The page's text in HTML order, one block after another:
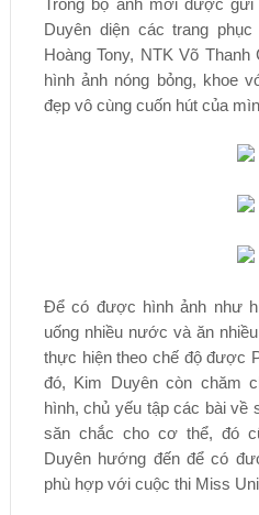
Duyên diện các trang
Hoàng Tony, NTK Võ
hình ảnh nóng bỏng, khoe
đẹp vô cùng cuốn hút của
Để có được hình ảnh như
uống nhiều nước và ăn
thực hiện theo chế độ được
đó, Kim Duyên còn chăm
hình, chủ yếu tập các bài về
săn chắc cho cơ thể, đó
Duyên hướng đến để có
phù hợp với cuộc thi Miss